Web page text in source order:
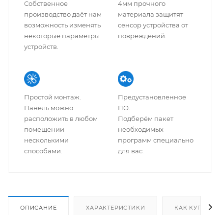
Собственное
производство даёт нам
возможность изменять
некоторые параметры
устройств.
4мм прочного
материала защитят
сенсор устройства от
повреждений.
Простой монтаж.
Панель можно
расположить в любом
помещении
несколькими
способами.
Предустановленное
ПО.
Подберём пакет
необходимых
программ специально
для вас.
ОПИСАНИЕ ХАРАКТЕРИСТИКИ КАК КУПИТЬ